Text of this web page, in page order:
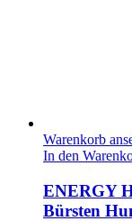
Warenkorb
In den
ENERGY
Bürsten